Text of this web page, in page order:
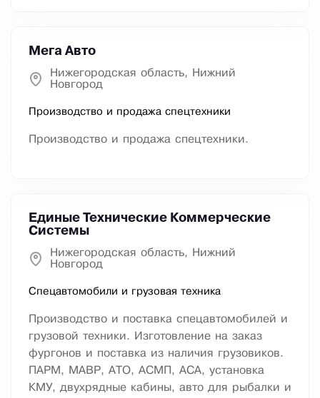
Мега Авто
Нижегородская область, Нижний
Новгород
Производство и продажа спецтехники
Производство и продажа спецтехники.
Единые Технические Коммерческие
Системы
Нижегородская область, Нижний
Новгород
Спецавтомобили и грузовая техника
Производство и поставка спецавтомобилей и
грузовой техники. Изготовление на заказ
фургонов и поставка из наличия грузовиков.
ПАРМ, МАВР, АТО, АСМП, АСА, установка
КМУ, двухрядные кабины, авто для рыбалки и